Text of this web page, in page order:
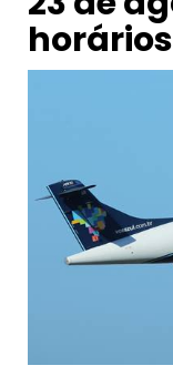
horários